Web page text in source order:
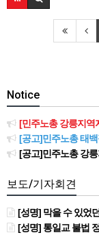
Notice
[민주노총 강릉지역지부]
[공고]민주노총 태백
[공고]민주노총 강릉
보도/기자회견
[성명] 막을 수 있었던 죽음, HL만도
[성명] 통일교 불법 정